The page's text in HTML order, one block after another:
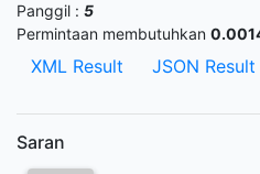
Panggil : 5
Permintaan membutuhkan
XML Result JSON Result
Saran